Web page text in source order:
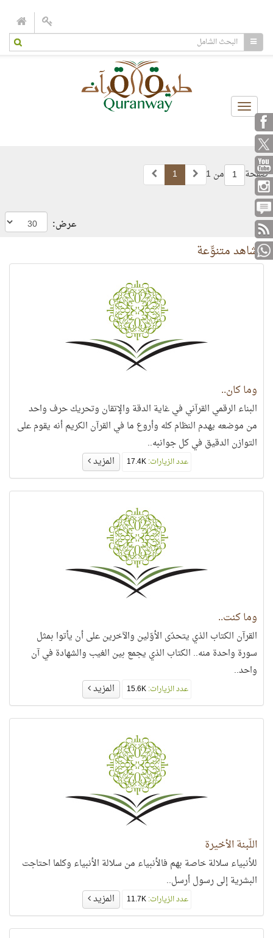
Toggle
navigation
صفحة 1 من 1 1
عرض:
مشاهد متنوِّعة
وما كان..
البناء الرقمي القرآني في غاية الدقة والإتقان وتحريك حرف واحد
من موضعه يهدم النظام كله وأروع ما في القرآن الكريم أنه يقوم على
التوازن الدقيق في كل جوانبه..
عدد الزيارات:17.4K المزيد
وما كنت..
القرآن الكتاب الذي يتحدّى الأوّلين والآخرين على أن يأتوا بمثل
سورة واحدة منه.. الكتاب الذي يجمع بين الغيب والشهادة في آن
واحد..
عدد الزيارات:15.6K المزيد
اللّبنة الأخيرة
للأنبياء سلالة خاصة بهم فالأنبياء من سلالة الأنبياء وكلما احتاجت
البشرية إلى رسول أرسل..
عدد الزيارات:11.7K المزيد